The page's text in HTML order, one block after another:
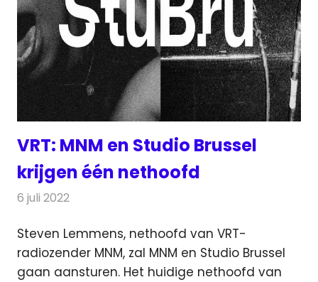
VRT: MNM en Studio Brussel
krijgen één nethoofd
6 juli 2022
Steven Lemmens, nethoofd van VRT-
radiozender MNM, zal MNM en Studio Brussel
gaan aansturen. Het huidige nethoofd van